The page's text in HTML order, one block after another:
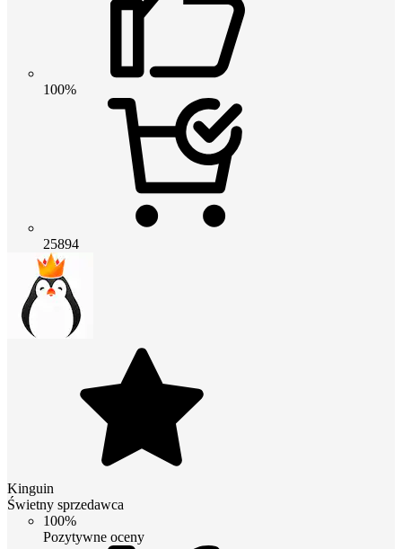
100%
25894
Kinguin
Świetny sprzedawca
100%
Pozytywne oceny